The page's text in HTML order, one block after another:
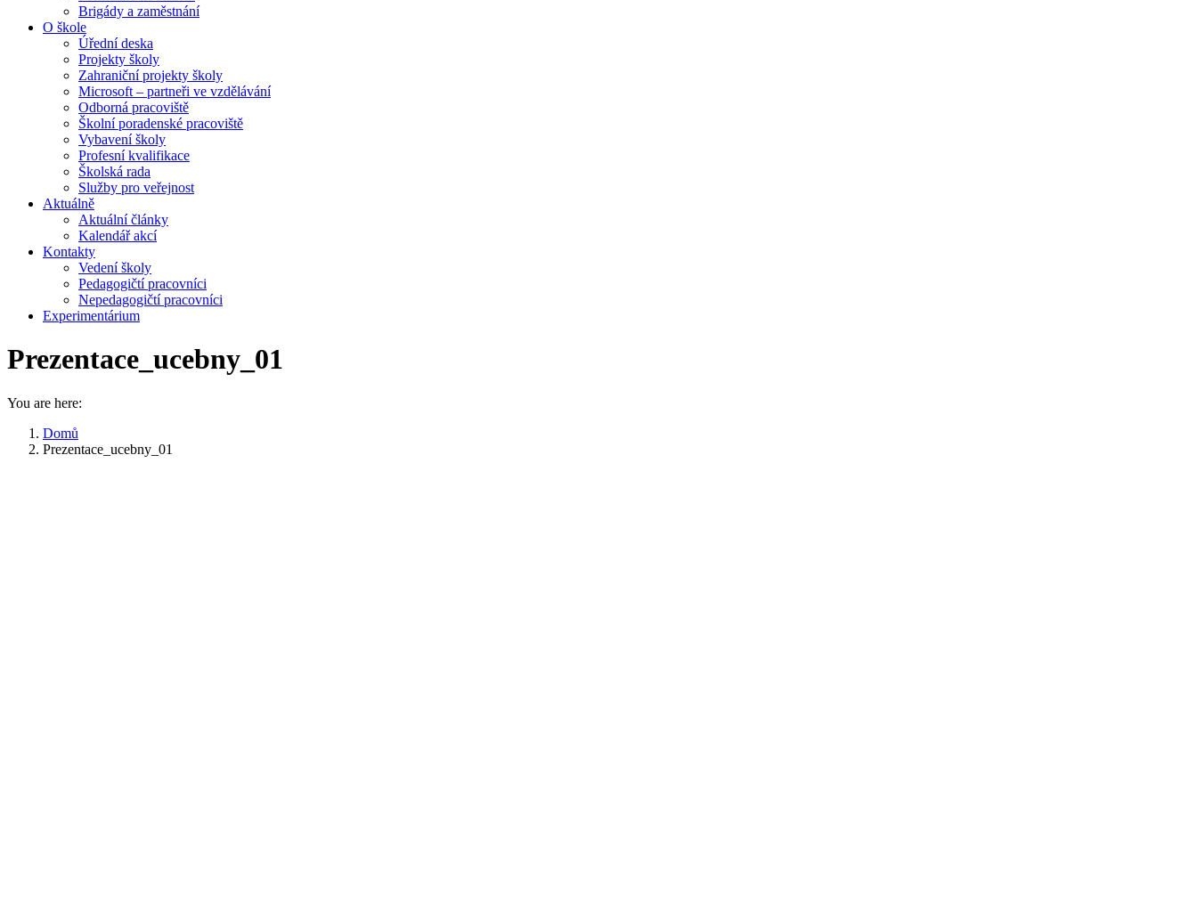
Brigády a zaměstnání
O škole
Úřední deska
Projekty školy
Zahraniční projekty školy
Microsoft – partneři ve vzdělávání
Odborná pracoviště
Školní poradenské pracoviště
Vybavení školy
Profesní kvalifikace
Školská rada
Služby pro veřejnost
Aktuálně
Aktuální články
Kalendář akcí
Kontakty
Vedení školy
Pedagogičtí pracovníci
Nepedagogičtí pracovníci
Experimentárium
Prezentace_ucebny_01
You are here:
Domů
Prezentace_ucebny_01